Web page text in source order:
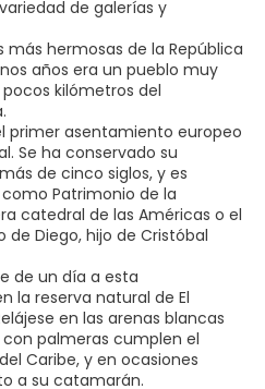
de galerías y
más hermosas de la República
años era un pueblo muy
kilómetros del
primer asentamiento europeo
Se ha conservado su
de cinco siglos, y es
como Patrimonio de la
catedral de las Américas o el
de Diego, hijo de Cristóbal
de un día a esta
la reserva natural de El
en las arenas blancas
palmeras cumplen el
Caribe, y en ocasiones